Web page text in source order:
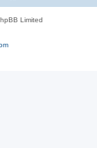
Limited